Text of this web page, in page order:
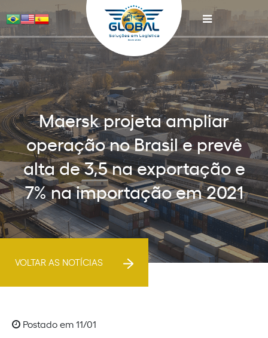
Maersk projeta ampliar
operação no Brasil e prevê
alta de 3,5 na exportação e
7% na importação em 2021
VOLTAR AS NOTÍCIAS
Postado em 11/01